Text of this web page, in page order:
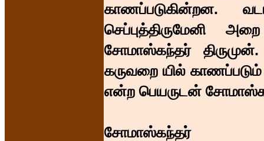
காணப்படுகின்றன.
செப்புத்திருமேனி
சோமாஸ்கந்தர்
கருவறை யில்
என்ற பெயருடன்
சோமாஸ்கந்தர்